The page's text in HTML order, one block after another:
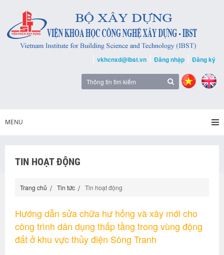
vkhcnxd@ibst.vn Đăng nhập Đăng ký
MENU
TIN HOẠT ĐỘNG
Trang chủ Tin tức Tin hoạt động
Hướng dẫn sửa chữa hư hỏng và xây mới cho
công trình dân dụng thấp tầng trong vùng động
đất ở khu vực thủy điện Sông Tranh